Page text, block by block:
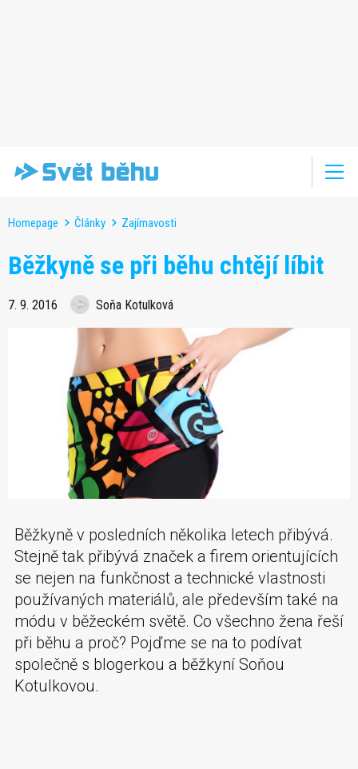
Homepage Články Zajímavosti
Běžkyně se při běhu chtějí líbit
7. 9. 2016 Soňa Kotulková
Běžkyně v posledních několika letech přibývá.
Stejně tak přibývá značek a firem orientujících
se nejen na funkčnost a technické vlastnosti
používaných materiálů, ale především také na
módu v běžeckém světě. Co všechno žena řeší
při běhu a proč? Pojďme se na to podívat
společně s blogerkou a běžkyní Soňou
Kotulkovou.